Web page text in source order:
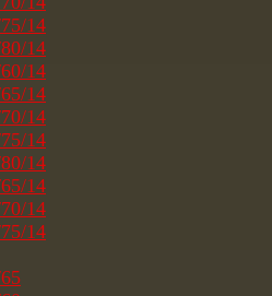
14
14
14
14
14
14
14
14
14
14